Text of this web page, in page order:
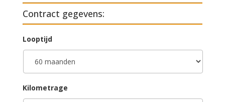
Contract gegevens:
Looptijd
Kilometrage